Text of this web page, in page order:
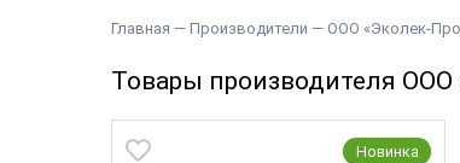
Главная — Производители — ООО «Эколек-
Товары производителя ООО
Новинка